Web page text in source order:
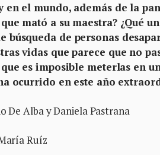
en el mundo, además de la
mató a su maestra? ¿Qué
búsqueda de personas
vidas que parece que no
que es imposible meterlas en
ocurrido en este año
De Alba y Daniela Pastrana
Ruíz